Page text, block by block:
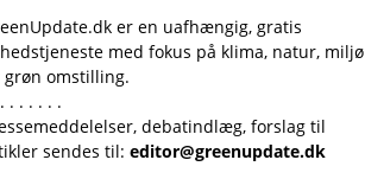
er en uafhængig, gratis
med fokus på klima, natur, miljø
grøn omstilling.
. . . . . .
debatindlæg, forslag til
sendes til: editor@greenupdate.dk